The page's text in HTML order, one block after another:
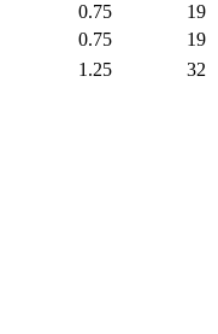
0.75 19
0.75 19
1.25 32